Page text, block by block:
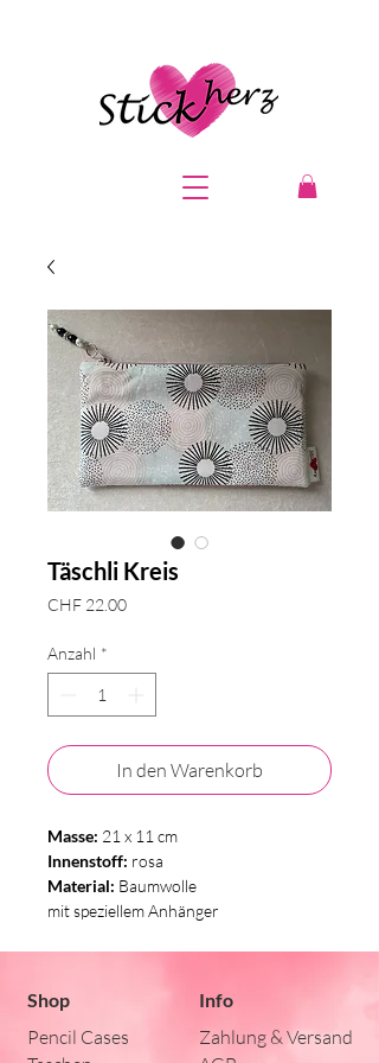
Täschli Kreis
CHF 22.00Preis
Anzahl *
In den Warenkorb
Masse: 21 x 11 cm
Innenstoff: rosa
Material: Baumwolle
mit speziellem Anhänger
Shop
Pencil Cases
Info
Zahlung & Versand